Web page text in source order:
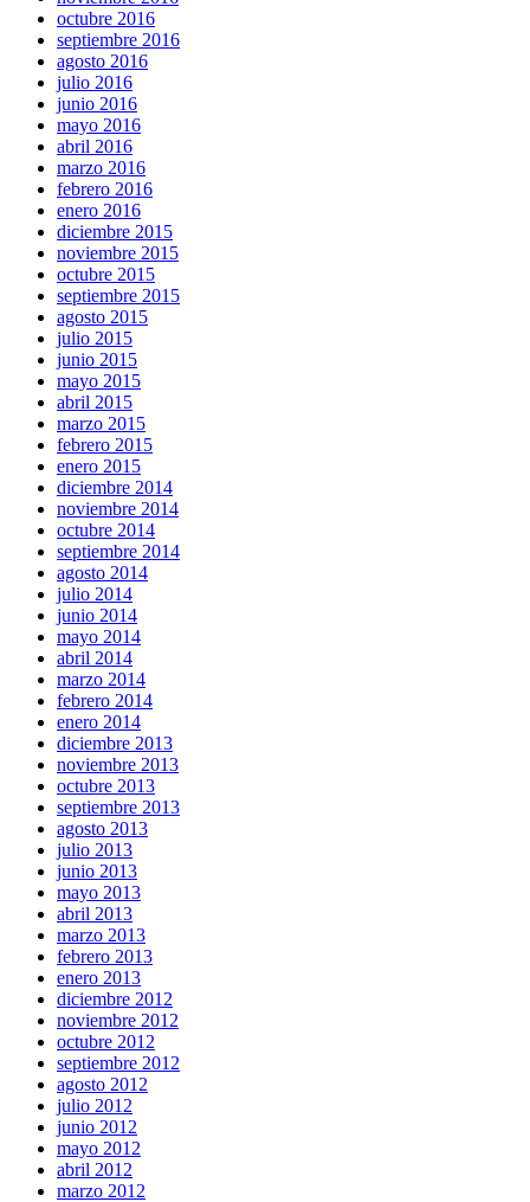
octubre 2016
septiembre 2016
agosto 2016
julio 2016
junio 2016
mayo 2016
abril 2016
marzo 2016
febrero 2016
enero 2016
diciembre 2015
noviembre 2015
octubre 2015
septiembre 2015
agosto 2015
julio 2015
junio 2015
mayo 2015
abril 2015
marzo 2015
febrero 2015
enero 2015
diciembre 2014
noviembre 2014
octubre 2014
septiembre 2014
agosto 2014
julio 2014
junio 2014
mayo 2014
abril 2014
marzo 2014
febrero 2014
enero 2014
diciembre 2013
noviembre 2013
octubre 2013
septiembre 2013
agosto 2013
julio 2013
junio 2013
mayo 2013
abril 2013
marzo 2013
febrero 2013
enero 2013
diciembre 2012
noviembre 2012
octubre 2012
septiembre 2012
agosto 2012
julio 2012
junio 2012
mayo 2012
abril 2012
marzo 2012